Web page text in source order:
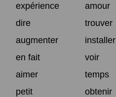
expérience
amour
dire
trouver
augmenter
installer
en fait
voir
aimer
temps
petit
obtenir